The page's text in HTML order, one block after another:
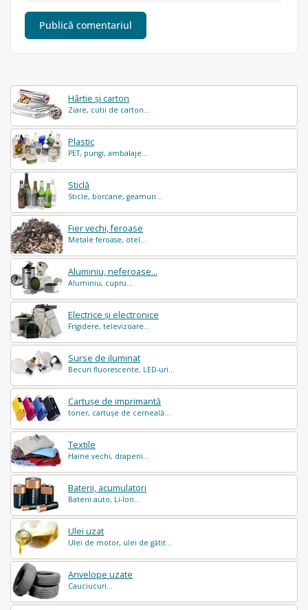
Hârtie și carton
Ziare, cutii de carton...
Plastic
PET, pungi, ambalaje...
Sticlă
Sticle, borcane, geamuri...
Fier vechi, feroase
Metale feroase, otel...
Aluminiu, neferoase...
Aluminiu, cupru...
Electrice și electronice
Frigidere, televizoare...
Surse de iluminat
Becuri fluorescente, LED-uri...
Cartușe de imprimantă
toner, cartușe de cerneală...
Textile
Haine vechi, draperii...
Baterii, acumulatori
Baterii auto, Li-Ion...
Ulei uzat
Ulei de motor, ulei de gătit...
Anvelope uzate
Cauciucuri...